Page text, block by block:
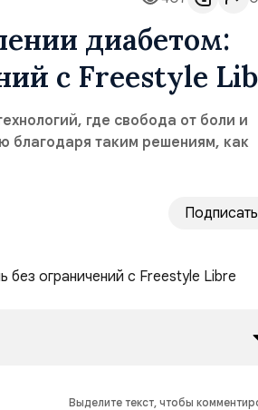
диабетом:
с Freestyle
где свобода от боли и
благодаря таким решениям, как
Выделите текст, чтобы